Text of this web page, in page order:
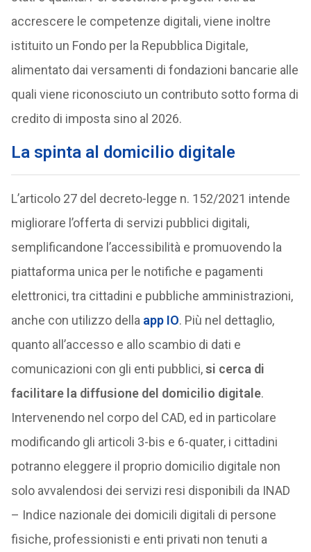
accrescere le competenze digitali, viene inoltre
istituito un Fondo per la Repubblica Digitale,
alimentato dai versamenti di fondazioni bancarie alle
quali viene riconosciuto un contributo sotto forma di
credito di imposta sino al 2026.
La spinta al domicilio digitale
L’articolo 27 del decreto-legge n. 152/2021 intende
migliorare l’offerta di servizi pubblici digitali,
semplificandone l’accessibilità e promuovendo la
piattaforma unica per le notifiche e pagamenti
elettronici, tra cittadini e pubbliche amministrazioni,
anche con utilizzo della app IO. Più nel dettaglio,
quanto all’accesso e allo scambio di dati e
comunicazioni con gli enti pubblici,si cerca di
facilitare la diffusione del domicilio digitale.
Intervenendo nel corpo del CAD, ed in particolare
modificando gli articoli 3-bis e 6-quater, i cittadini
potranno eleggere il proprio domicilio digitale non
solo avvalendosi dei servizi resi disponibili da INAD
– Indice nazionale dei domicili digitali di persone
fisiche, professionisti e enti privati non tenuti a